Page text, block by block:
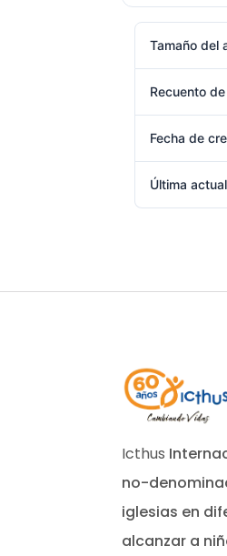
Tamaño del
Recuento
Fecha de
Última
Icthus
no-
iglesias en
alcanzar a